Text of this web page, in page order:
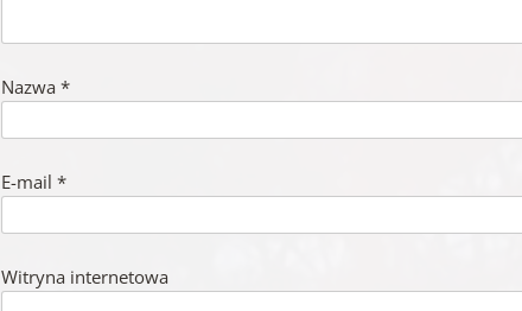
Nazwa*
E-mail*
Witryna internetowa